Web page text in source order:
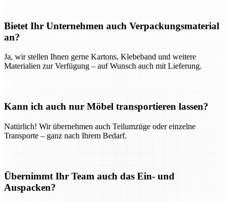
Bietet Ihr Unternehmen auch Verpackungsmaterial
an?
Ja, wir stellen Ihnen gerne Kartons, Klebeband und weitere
Materialien zur Verfügung – auf Wunsch auch mit Lieferung.
Kann ich auch nur Möbel transportieren lassen?
Natürlich! Wir übernehmen auch Teilumzüge oder einzelne
Transporte – ganz nach Ihrem Bedarf.
Übernimmt Ihr Team auch das Ein- und
Auspacken?